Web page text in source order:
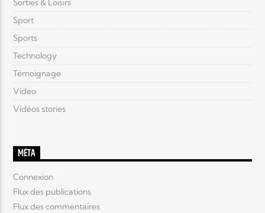
Sorties & Loisirs
Sport
Sports
Technology
Témoignage
Video
Vidéos stories
MÉTA
Connexion
Flux des publications
Flux des commentaires